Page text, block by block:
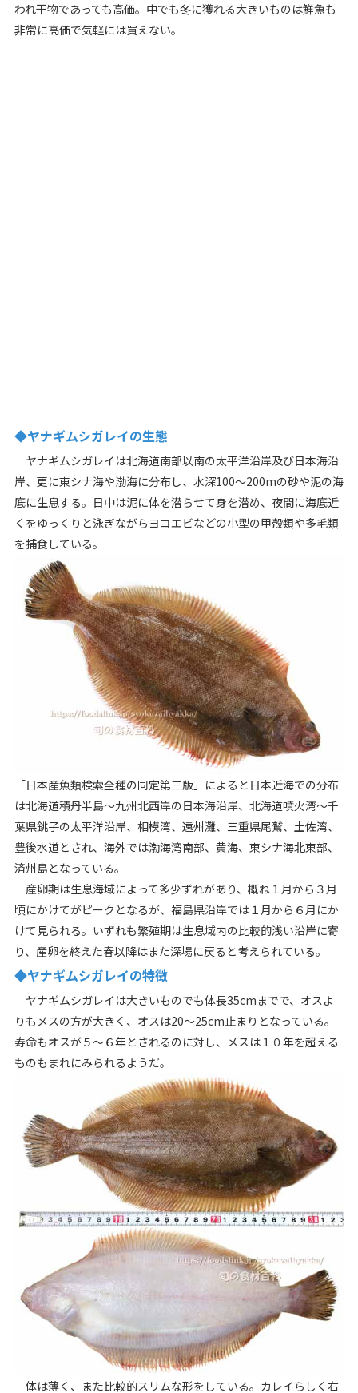
われ干物であっても高価。中でも冬に獲れる大きいものは鮮魚も
非常に高価で気軽には買えない。
◆ヤナギムシガレイの生態
ヤナギムシガレイは北海道南部以南の太平洋沿岸及び日本海沿
岸、更に東シナ海や渤海に分布し、水深100～200mの砂や泥の海
底に生息する。日中は泥に体を潜らせて身を潜め、夜間に海底近
くをゆっくりと泳ぎながらヨコエビなどの小型の甲殻類や多毛類
を捕食している。
「日本産魚類検索全種の同定第三版」によると日本近海での分布
は北海道積丹半島〜九州北西岸の日本海沿岸、北海道噴火湾〜千
葉県銚子の太平洋沿岸、相模湾、遠州灘、三重県尾鷲、土佐湾、
豊後水道とされ、海外では渤海湾南部、黄海、東シナ海北東部、
済州島となっている。
産卵期は生息海域によって多少ずれがあり、概ね１月から３月
頃にかけてがピークとなるが、福島県沿岸では１月から６月にか
けて見られる。いずれも繁殖期は生息域内の比較的浅い沿岸に寄
り、産卵を終えた春以降はまた深場に戻ると考えられている。
◆ヤナギムシガレイの特徴
ヤナギムシガレイは大きいものでも体長35cmまでで、オスよ
りもメスの方が大きく、オスは20～25cm止まりとなっている。
寿命もオスが５～６年とされるのに対し、メスは１０年を超える
ものもまれにみられるようだ。
体は薄く、また比較的スリムな形をしている。カレイらしく右